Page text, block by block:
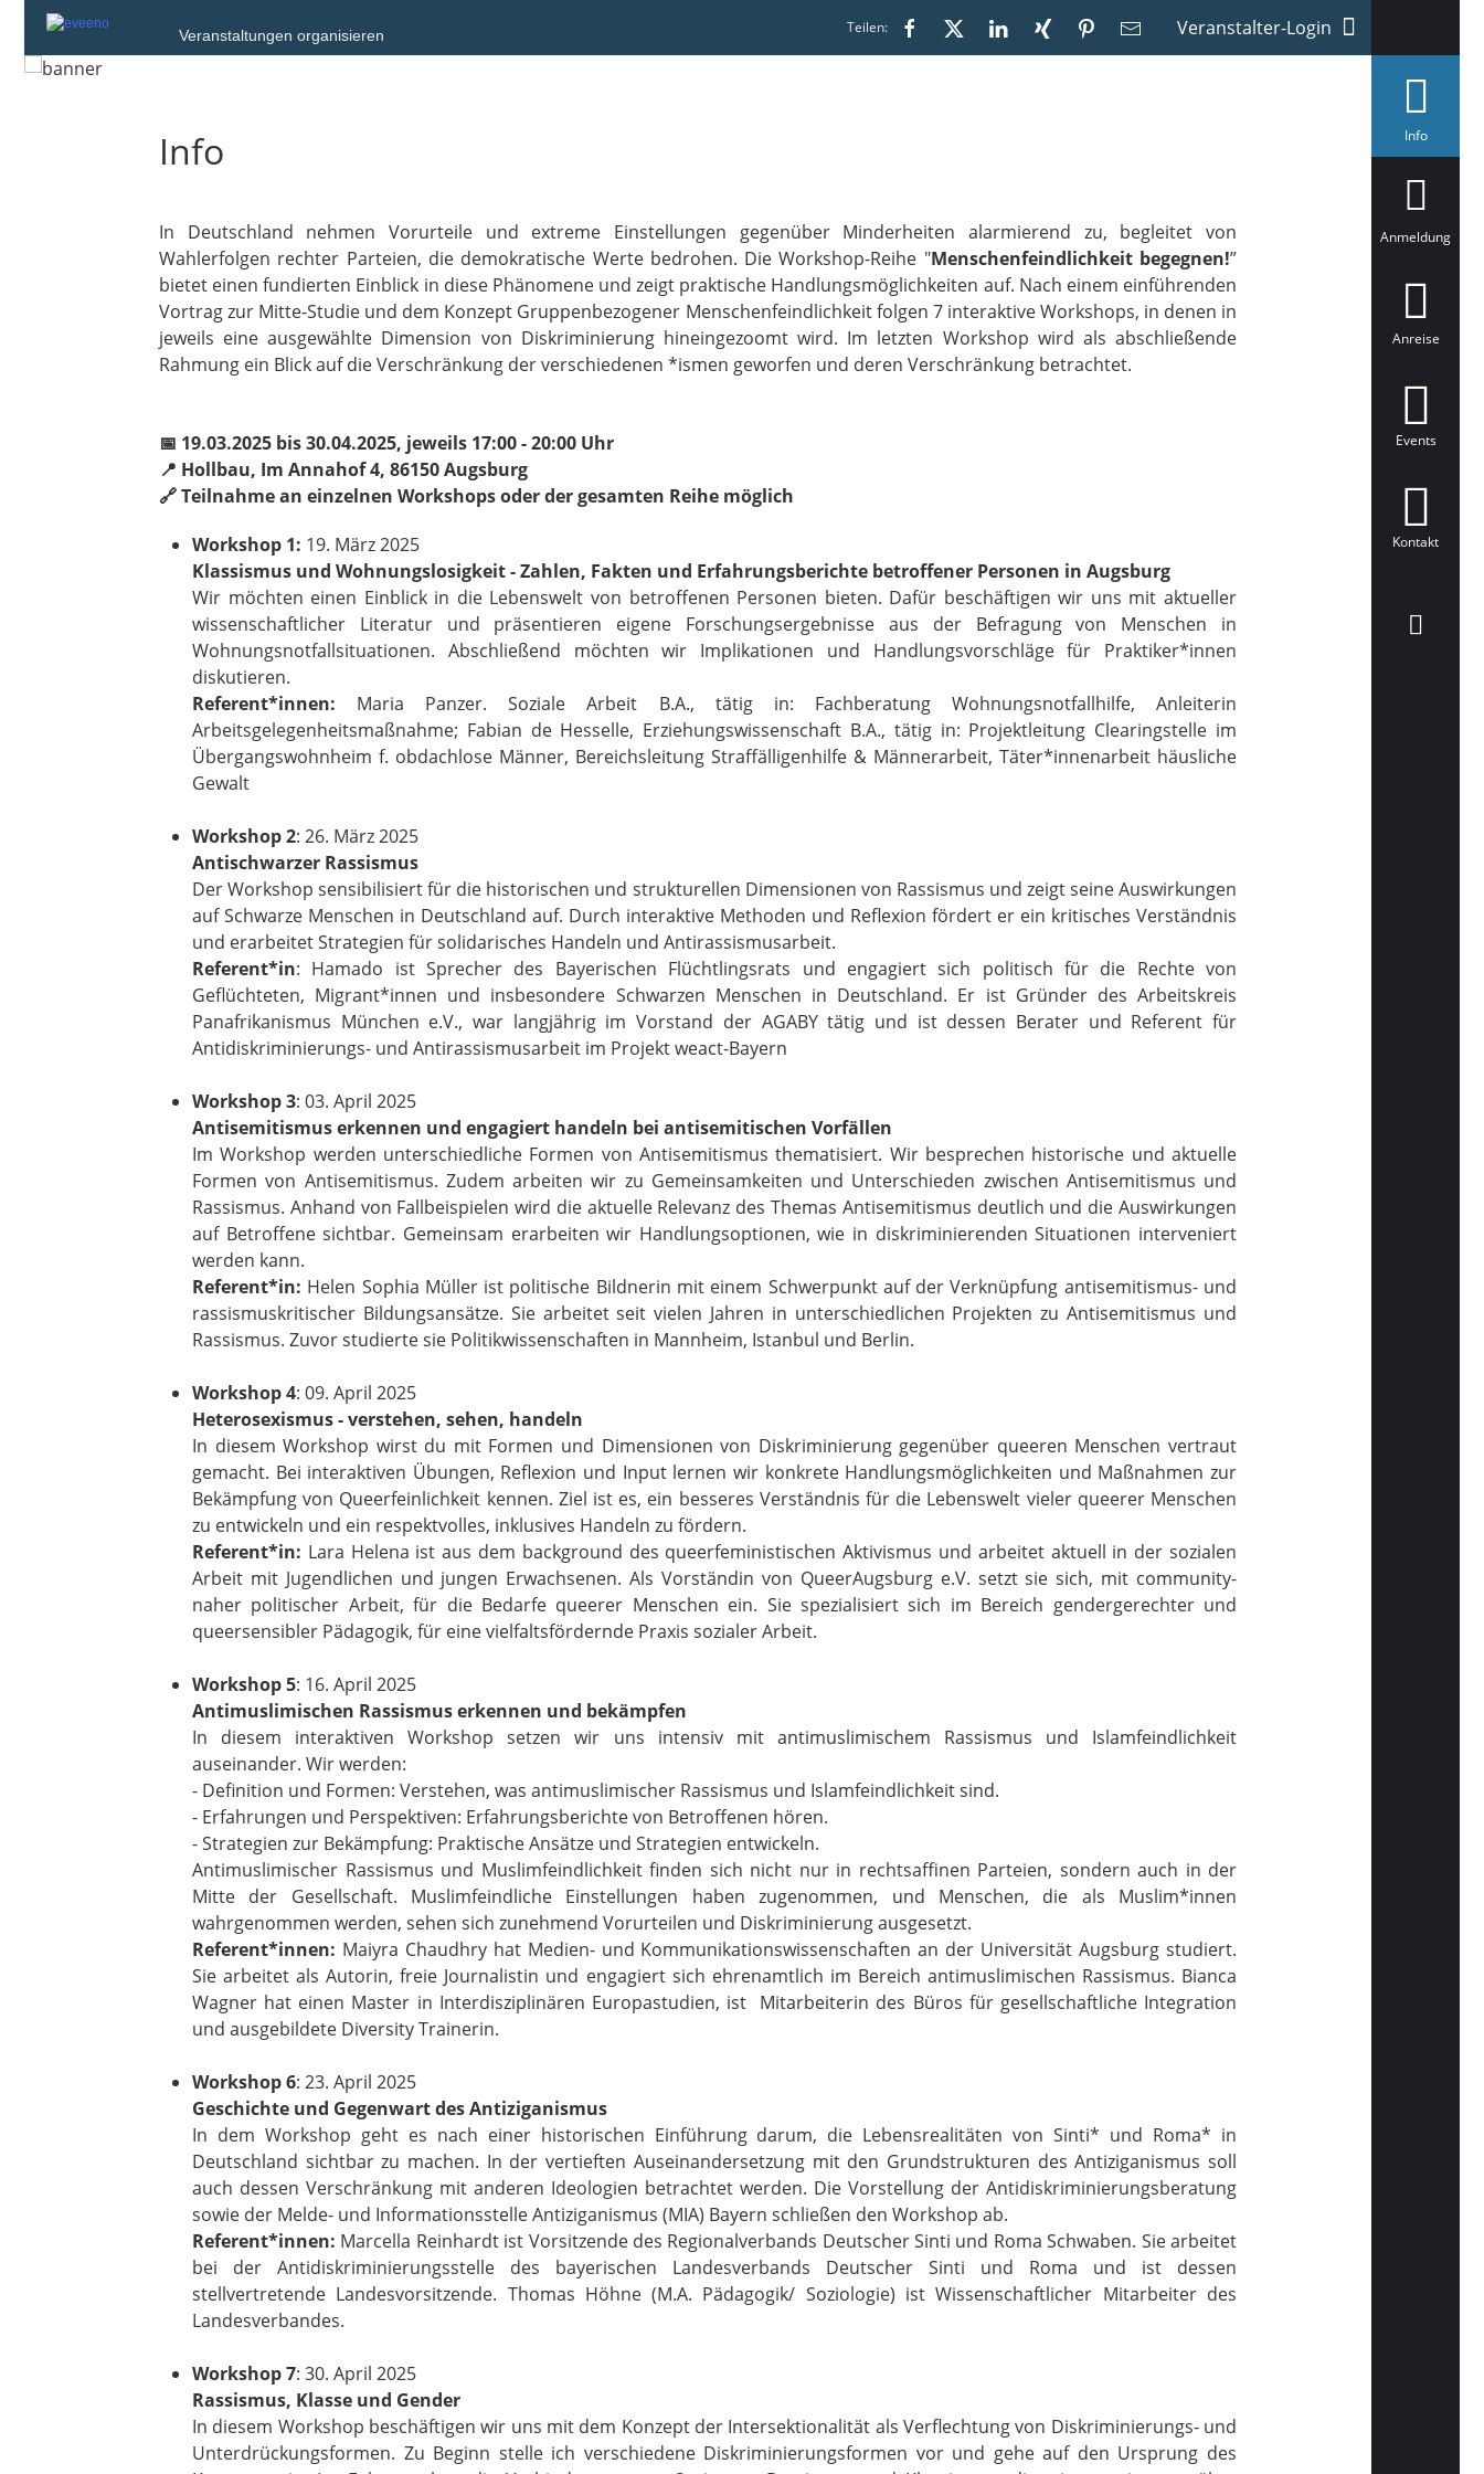
Veranstaltungen organisieren Teilen: Veranstalter-Login
Infoa
ä
t
Anmeldung
Anreise
Events
Kontakt
Info
In Deutschland nehmen Vorurteile und extreme Einstellungen gegenüber Minderheiten alarmierend zu, begleitet von
Wahlerfolgen rechter Parteien, die demokratische Werte bedrohen. Die Workshop-Reihe "Menschenfeindlichkeit begegnen!”
bietet einen fundierten Einblick in diese Phänomene und zeigt praktische Handlungsmöglichkeiten auf. Nach einem einführenden
Vortrag zur Mitte-Studie und dem Konzept Gruppenbezogener Menschenfeindlichkeit folgen 7 interaktive Workshops, in denen in
jeweils eine ausgewählte Dimension von Diskriminierung hineingezoomt wird. Im letzten Workshop wird als abschließende
Rahmung ein Blick auf die Verschränkung der verschiedenen *ismen geworfen und deren Verschränkung betrachtet.
📅 19.03.2025 bis 30.04.2025, jeweils 17:00 - 20:00 Uhr
📍 Hollbau, Im Annahof 4, 86150 Augsburg
🔗 Teilnahme an einzelnen Workshops oder der gesamten Reihe möglich
Workshop 1: 19. März 2025
Klassismus und Wohnungslosigkeit - Zahlen, Fakten und Erfahrungsberichte betroffener Personen in Augsburg
Wir möchten einen Einblick in die Lebenswelt von betroffenen Personen bieten. Dafür beschäftigen wir uns mit aktueller
wissenschaftlicher Literatur und präsentieren eigene Forschungsergebnisse aus der Befragung von Menschen in
Wohnungsnotfallsituationen. Abschließend möchten wir Implikationen und Handlungsvorschläge für Praktiker*innen
diskutieren.
Referent*innen: Maria Panzer. Soziale Arbeit B.A., tätig in: Fachberatung Wohnungsnotfallhilfe, Anleiterin
Arbeitsgelegenheitsmaßnahme; Fabian de Hesselle, Erziehungswissenschaft B.A., tätig in: Projektleitung Clearingstelle im
Übergangswohnheim f. obdachlose Männer, Bereichsleitung Straffälligenhilfe & Männerarbeit, Täter*innenarbeit häusliche
Gewalt
Workshop 2: 26. März 2025
Antischwarzer Rassismus
Der Workshop sensibilisiert für die historischen und strukturellen Dimensionen von Rassismus und zeigt seine Auswirkungen
auf Schwarze Menschen in Deutschland auf. Durch interaktive Methoden und Reflexion fördert er ein kritisches Verständnis
und erarbeitet Strategien für solidarisches Handeln und Antirassismusarbeit.
Referent*in: Hamado ist Sprecher des Bayerischen Flüchtlingsrats und engagiert sich politisch für die Rechte von
Geflüchteten, Migrant*innen und insbesondere Schwarzen Menschen in Deutschland. Er ist Gründer des Arbeitskreis
Panafrikanismus München e.V., war langjährig im Vorstand der AGABY tätig und ist dessen Berater und Referent für
Antidiskriminierungs- und Antirassismusarbeit im Projekt weact-Bayern​​​​​​​
Workshop 3: 03. April 2025
Antisemitismus erkennen und engagiert handeln bei antisemitischen Vorfällen
Im Workshop werden unterschiedliche Formen von Antisemitismus thematisiert. Wir besprechen historische und aktuelle
Formen von Antisemitismus. Zudem arbeiten wir zu Gemeinsamkeiten und Unterschieden zwischen Antisemitismus und
Rassismus. Anhand von Fallbeispielen wird die aktuelle Relevanz des Themas Antisemitismus deutlich und die Auswirkungen
auf Betroffene sichtbar. Gemeinsam erarbeiten wir Handlungsoptionen, wie in diskriminierenden Situationen interveniert
werden kann.
Referent*in: Helen Sophia Müller ist politische Bildnerin mit einem Schwerpunkt auf der Verknüpfung antisemitismus- und
rassismuskritischer Bildungsansätze. Sie arbeitet seit vielen Jahren in unterschiedlichen Projekten zu Antisemitismus und
Rassismus. Zuvor studierte sie Politikwissenschaften in Mannheim, Istanbul und Berlin.
Workshop 4: 09. April 2025
Heterosexismus - verstehen, sehen, handeln
In diesem Workshop wirst du mit Formen und Dimensionen von Diskriminierung gegenüber queeren Menschen vertraut
gemacht. Bei interaktiven Übungen, Reflexion und Input lernen wir konkrete Handlungsmöglichkeiten und Maßnahmen zur
Bekämpfung von Queerfeinlichkeit kennen. Ziel ist es, ein besseres Verständnis für die Lebenswelt vieler queerer Menschen
zu entwickeln und ein respektvolles, inklusives Handeln zu fördern.
Referent*in: Lara Helena ist aus dem background des queerfeministischen Aktivismus und arbeitet aktuell in der sozialen
Arbeit mit Jugendlichen und jungen Erwachsenen. Als Vorständin von QueerAugsburg e.V. setzt sie sich, mit community-
naher politischer Arbeit, für die Bedarfe queerer Menschen ein. Sie spezialisiert sich im Bereich gendergerechter und
queersensibler Pädagogik, für eine vielfaltsfördernde Praxis sozialer Arbeit.
Workshop 5: 16. April 2025
Antimuslimischen Rassismus erkennen und bekämpfen
In diesem interaktiven Workshop setzen wir uns intensiv mit antimuslimischem Rassismus und Islamfeindlichkeit
auseinander. Wir werden:
- Definition und Formen: Verstehen, was antimuslimischer Rassismus und Islamfeindlichkeit sind.
- Erfahrungen und Perspektiven: Erfahrungsberichte von Betroffenen hören.
- Strategien zur Bekämpfung: Praktische Ansätze und Strategien entwickeln.
Antimuslimischer Rassismus und Muslimfeindlichkeit finden sich nicht nur in rechtsaffinen Parteien, sondern auch in der
Mitte der Gesellschaft. Muslimfeindliche Einstellungen haben zugenommen, und Menschen, die als Muslim*innen
wahrgenommen werden, sehen sich zunehmend Vorurteilen und Diskriminierung ausgesetzt.
Referent*innen: Maiyra Chaudhry hat Medien- und Kommunikationswissenschaften an der Universität Augsburg studiert.
Sie arbeitet als Autorin, freie Journalistin und engagiert sich ehrenamtlich im Bereich antimuslimischen Rassismus. Bianca
Wagner hat einen Master in Interdisziplinären Europastudien, ist Mitarbeiterin des Büros für gesellschaftliche Integration
und ausgebildete Diversity Trainerin.
Workshop 6: 23. April 2025
Geschichte und Gegenwart des Antiziganismus
In dem Workshop geht es nach einer historischen Einführung darum, die Lebensrealitäten von Sinti* und Roma* in
Deutschland sichtbar zu machen. In der vertieften Auseinandersetzung mit den Grundstrukturen des Antiziganismus soll
auch dessen Verschränkung mit anderen Ideologien betrachtet werden. Die Vorstellung der Antidiskriminierungsberatung
sowie der Melde- und Informationsstelle Antiziganismus (MIA) Bayern schließen den Workshop ab.
Referent*innen: Marcella Reinhardt ist Vorsitzende des Regionalverbands Deutscher Sinti und Roma Schwaben. Sie arbeitet
bei der Antidiskriminierungsstelle des bayerischen Landesverbands Deutscher Sinti und Roma und ist dessen
stellvertretende Landesvorsitzende. Thomas Höhne (M.A. Pädagogik/ Soziologie) ist Wissenschaftlicher Mitarbeiter des
Landesverbandes.
Workshop 7: 30. April 2025
Rassismus, Klasse und Gender
In diesem Workshop beschäftigen wir uns mit dem Konzept der Intersektionalität als Verflechtung von Diskriminierungs- und
Unterdrückungsformen. Zu Beginn stelle ich verschiedene Diskriminierungsformen vor und gehe auf den Ursprung des